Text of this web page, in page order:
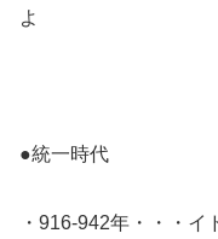
よ
●統一時代
・916-942年・・・イ